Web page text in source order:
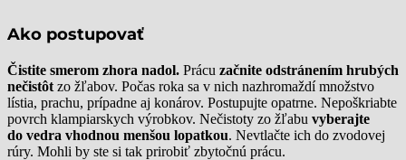
Ako postupovať
Čistite smerom zhora nadol. Prácu začnite odstránením hrubých
nečistôt zo žľabov. Počas roka sa v nich nazhromaždí množstvo
lístia, prachu, prípadne aj konárov. Postupujte opatrne. Nepoškriabte
povrch klampiarskych výrobkov. Nečistoty zo žľabu vyberajte
do vedra vhodnou menšou lopatkou. Nevtlačte ich do zvodovej
rúry. Mohli by ste si tak prirobiť zbytočnú prácu.